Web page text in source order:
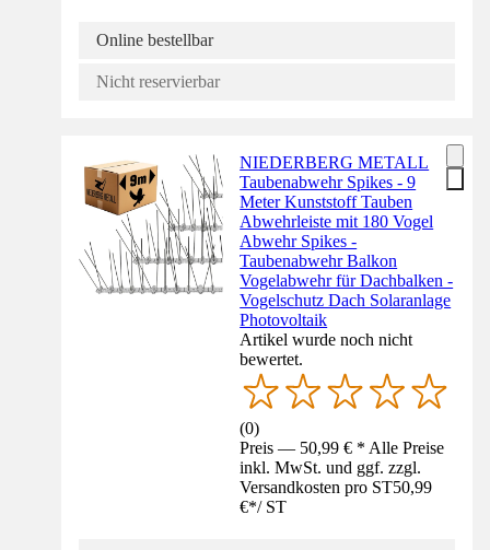
Online bestellbar
Nicht reservierbar
NIEDERBERG METALL
Taubenabwehr Spikes - 9
Meter Kunststoff Tauben
Abwehrleiste mit 180 Vogel
Abwehr Spikes -
Taubenabwehr Balkon
Vogelabwehr für Dachbalken -
Vogelschutz Dach Solaranlage
Photovoltaik
Artikel wurde noch nicht
bewertet.
(0)
Preis — 50,99 € * Alle Preise
inkl. MwSt. und ggf. zzgl.
Versandkosten pro ST50,99
€*/ ST